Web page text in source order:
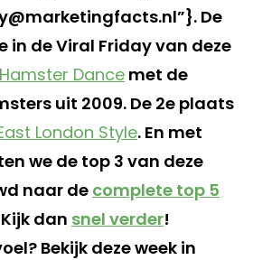
De
in de Viral Friday van deze
Dance met de
uit 2009. De 2e plaats
London Style. En met
we de top 3 van deze
naar decomplete top 5
dan snel verder!
Bekijk deze week in